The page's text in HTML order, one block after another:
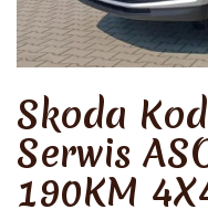
Skoda
Serwis
190KM